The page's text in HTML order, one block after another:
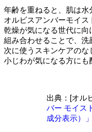
年齢を重ねると、肌は水
オルビスアンバーモイ
乾燥が気になる世代に
組み合わせることで、洗
次に使うスキンケアの
小じわが気になる方にも
出典：[オル
バー モイス
成分表示）」